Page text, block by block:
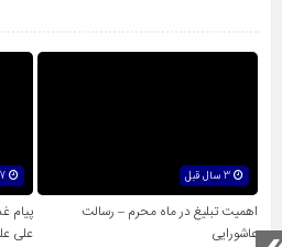
3 سال قبل
اهمیت تبلیغ در ماه محرم – رسالت
عاشورایی
پیام
علی